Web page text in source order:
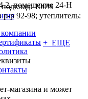
помещение 24-Н
+ ЕЩЕ
100%
р 92-98; утеплитель:
магазина и может